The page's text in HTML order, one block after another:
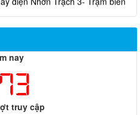
án bồi thường, hỗ trợ, tái
hồi thuộc dự án nâng cấp
huyện Nhơn Trạch ra Quốc lộ
Nhơn Trạch
nay
truy cập